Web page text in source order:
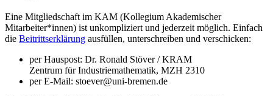
Eine Mitgliedschaft im KAM (Kollegium Akademischer
Mitarbeiter*innen) ist unkompliziert und jederzeit möglich. Einfach
die Beitrittserklärung ausfüllen, unterschreiben und verschicken:
per Hauspost: Dr. Ronald Stöver / KRAM
Zentrum für Industriemathematik, MZH 2310
per E-Mail: stoever@uni-bremen.de